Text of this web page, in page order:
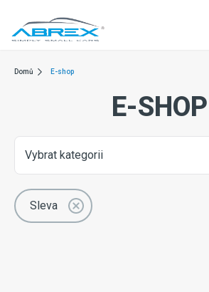
Domů E-shop
E-SHOP
Vybrat kategorii
Sleva